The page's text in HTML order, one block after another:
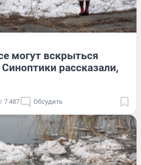
могут вскрыться
рассказали,
7 487 Обсудить